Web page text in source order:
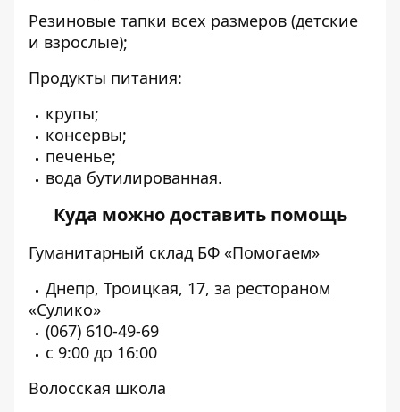
Резиновые тапки всех размеров (детские
и взрослые);
Продукты питания:
крупы;
консервы;
печенье;
вода бутилированная.
Куда можно доставить помощь
Гуманитарный склад БФ «Помогаем»
Днепр, Троицкая, 17, за рестораном
«Сулико»
(067) 610-49-69
с 9:00 до 16:00
Волосская школа